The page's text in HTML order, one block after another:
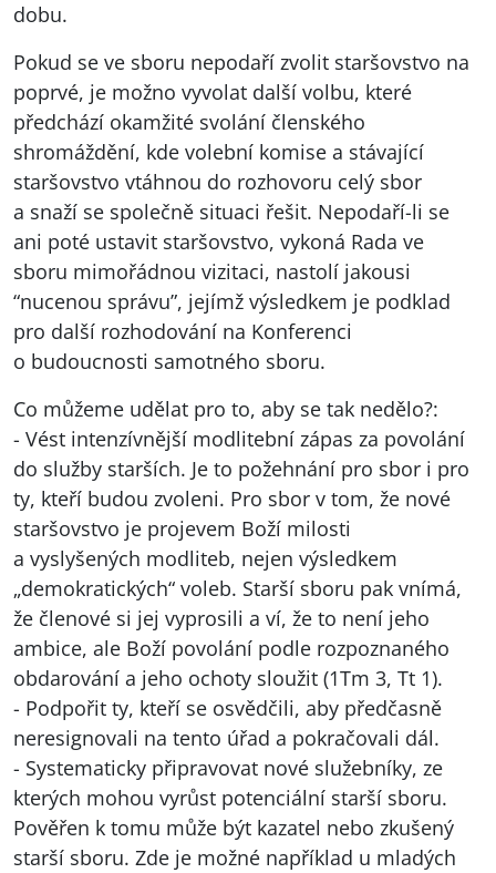
dobu.
Pokud se ve sboru nepodaří zvolit staršovstvo na
poprvé, je možno vyvolat další volbu, které
předchází okamžité svolání členského
shromáždění, kde volební komise a stávající
staršovstvo vtáhnou do rozhovoru celý sbor
a snaží se společně situaci řešit. Nepodaří-li se
ani poté ustavit staršovstvo, vykoná Rada ve
sboru mimořádnou vizitaci, nastolí jakousi
“nucenou správu”, jejímž výsledkem je podklad
pro další rozhodování na Konferenci
o budoucnosti samotného sboru.
Co můžeme udělat pro to, aby se tak nedělo?:
- Vést intenzívnější modlitební zápas za povolání
do služby starších. Je to požehnání pro sbor i pro
ty, kteří budou zvoleni. Pro sbor v tom, že nové
staršovstvo je projevem Boží milosti
a vyslyšených modliteb, nejen výsledkem
„demokratických“ voleb. Starší sboru pak vnímá,
že členové si jej vyprosili a ví, že to není jeho
ambice, ale Boží povolání podle rozpoznaného
obdarování a jeho ochoty sloužit (1Tm 3, Tt 1).
- Podpořit ty, kteří se osvědčili, aby předčasně
neresignovali na tento úřad a pokračovali dál.
- Systematicky připravovat nové služebníky, ze
kterých mohou vyrůst potenciální starší sboru.
Pověřen k tomu může být kazatel nebo zkušený
starší sboru. Zde je možné například u mladých